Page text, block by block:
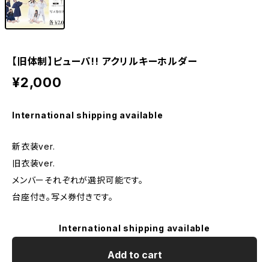
【旧体制】ピューパ!! アクリルキーホルダー
¥2,000
International shipping available
新衣装ver.
旧衣装ver.
メンバーそれぞれが選択可能です。
台座付き。写メ券付きです。
International shipping available
Add to cart